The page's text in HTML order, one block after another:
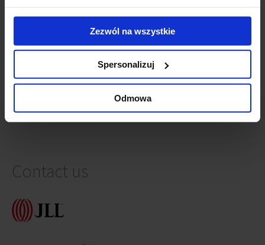
Zezwól na wszystkie
Spersonalizuj
Odmowa
The Pekao Tower office building has been sold(12
Contact us